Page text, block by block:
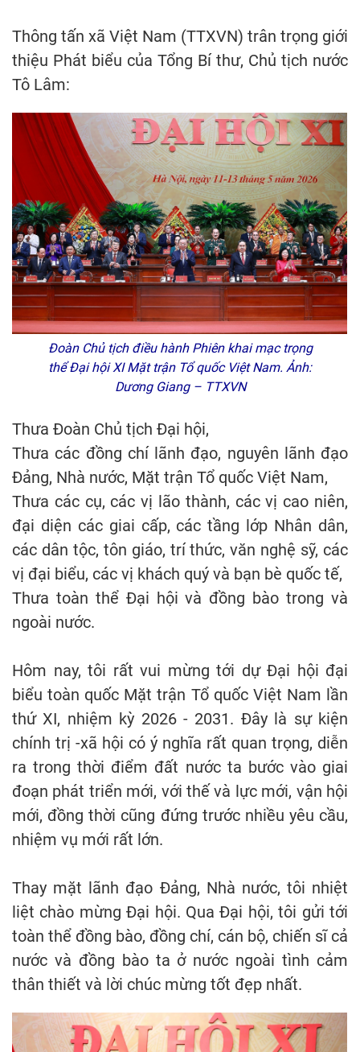
Thông tấn xã Việt Nam (TTXVN) trân trọng giới
thiệu Phát biểu của Tổng Bí thư, Chủ tịch nước
Tô Lâm:
Đoàn Chủ tịch điều hành Phiên khai mạc trọng
thể Đại hội XI Mặt trận Tổ quốc Việt Nam. Ảnh:
Dương Giang – TTXVN
Thưa Đoàn Chủ tịch Đại hội,
Thưa các đồng chí lãnh đạo, nguyên lãnh đạo
Đảng, Nhà nước, Mặt trận Tổ quốc Việt Nam,
Thưa các cụ, các vị lão thành, các vị cao niên,
đại diện các giai cấp, các tầng lớp Nhân dân,
các dân tộc, tôn giáo, trí thức, văn nghệ sỹ, các
vị đại biểu, các vị khách quý và bạn bè quốc tế,
Thưa toàn thể Đại hội và đồng bào trong và
ngoài nước.
Hôm nay, tôi rất vui mừng tới dự Đại hội đại
biểu toàn quốc Mặt trận Tổ quốc Việt Nam lần
thứ XI, nhiệm kỳ 2026 - 2031. Đây là sự kiện
chính trị -xã hội có ý nghĩa rất quan trọng, diễn
ra trong thời điểm đất nước ta bước vào giai
đoạn phát triển mới, với thế và lực mới, vận hội
mới, đồng thời cũng đứng trước nhiều yêu cầu,
nhiệm vụ mới rất lớn.
Thay mặt lãnh đạo Đảng, Nhà nước, tôi nhiệt
liệt chào mừng Đại hội. Qua Đại hội, tôi gửi tới
toàn thể đồng bào, đồng chí, cán bộ, chiến sĩ cả
nước và đồng bào ta ở nước ngoài tình cảm
thân thiết và lời chúc mừng tốt đẹp nhất.